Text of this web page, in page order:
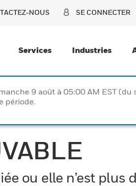
NOUS SE CONNECTER
Services Industries
9 août à 05:00 AM EST (du
période.
ou elle n’est plus